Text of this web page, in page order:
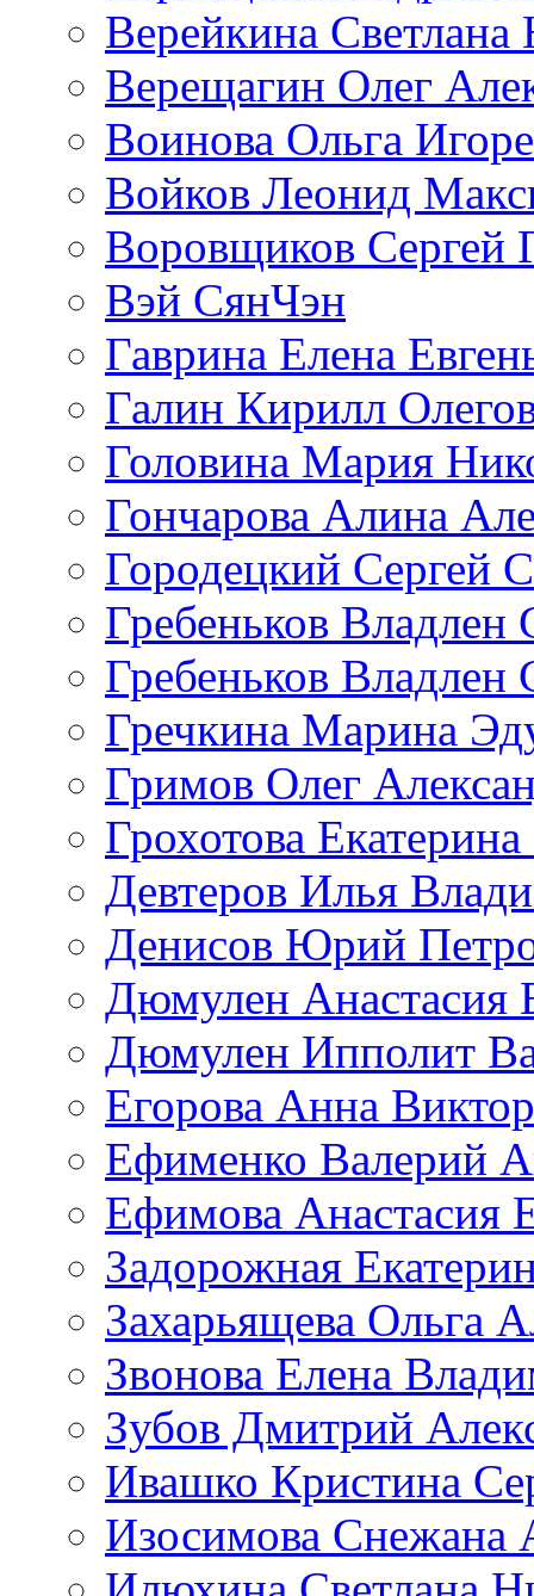
Верейкина Светлана
Верещагин Олег
Воинова Ольга
Войков Леонид
Воровщиков Сергей
Вэй СянЧэн
Гаврина Елена
Галин Кирилл
Головина Мария
Гончарова Алина
Городецкий Сергей
Гребеньков Владлен
Гребеньков Владлен
Гречкина Марина
Гримов Олег
Грохотова
Девтеров Илья
Денисов Юрий
Дюмулен Анастасия
Дюмулен Ипполит
Егорова Анна
Ефименко Валерий
Ефимова Анастасия
Задорожная
Захарьящева Ольга
Звонова Елена
Зубов Дмитрий
Ивашко Кристина
Изосимова Снежана